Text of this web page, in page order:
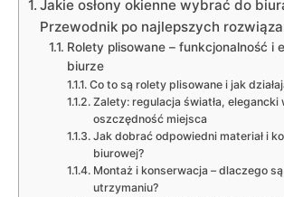
Jakie osłony okienne wybrać do
Przewodnik po najlepszych
Rolety plisowane – funkcjonalność i
biurze
Co to są rolety plisowane i jak
Zalety: regulacja światła, elegancki
oszczędność miejsca
Jak dobrać odpowiedni materiał i
biurowej?
Montaż i konserwacja – dlaczego są
utrzymaniu?